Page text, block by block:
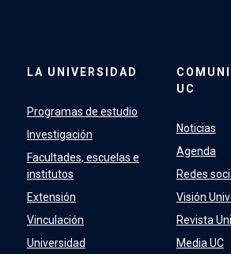
LA UNIVERSIDAD
Programas de estudio
Investigación
Facultades, escuelas e
institutos
Extensión
Vinculación
Universidad
UC
Noticias
Agenda
Redes
Visión
Revista
Media UC